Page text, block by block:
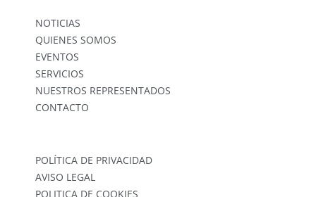
NOTICIAS
QUIENES SOMOS
EVENTOS
SERVICIOS
NUESTROS REPRESENTADOS
CONTACTO
POLÍTICA DE PRIVACIDAD
AVISO LEGAL
POLITICA DE COOKIES